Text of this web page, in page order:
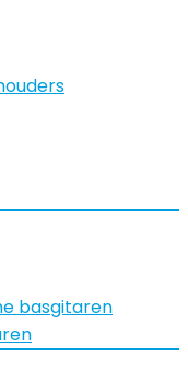
basgitaren